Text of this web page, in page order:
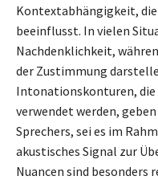
Kontextabhängigkeit,
beeinflusst. In vielen
Nachdenklichkeit,
der Zustimmung
Intonationskonturen, die
verwendet werden,
Sprechers, sei es im
akustisches Signal zur
Nuancen sind